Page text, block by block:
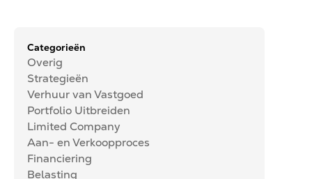
Categorieën
Overig
Strategieën
Verhuur van Vastgoed
Portfolio Uitbreiden
Limited Company
Aan- en Verkoopproces
Financiering
Belasting